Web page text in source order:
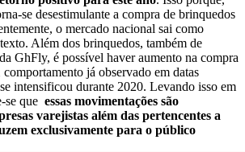
se desestimulante a compra de brinquedos
o mercado nacional sai como
Além dos brinquedos, também de
GhFly, é possível haver aumento na compra
já observado em datas
intensificou durante 2020. Levando isso em
se que essas movimentações são
varejistas além das pertencentes a
exclusivamente para o público